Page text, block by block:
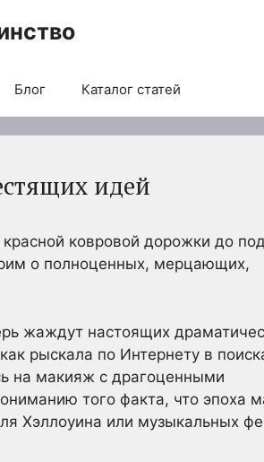
Блог Каталог статей
идей
ковровой дорожки до
о полноценных, мерцающих,
жаждут настоящих
рыскала по Интернету в
на макияж с драгоценными
того факта, что эпоха
Хэллоуина или музыкальных